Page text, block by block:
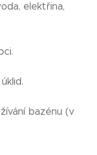
elektřina,
bazénu (v